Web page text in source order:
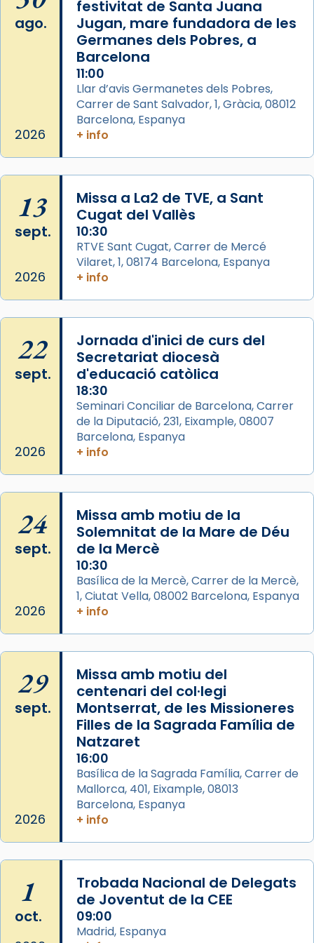
2 weeks ago
Aquest dilluns, 27 de juliol, ha tingut lloc la
missa d’acció de gràcies en agraïment al
comitè organitzador de la visita apostòlica
del Sant Pare Lleó XIV a Barcelona, i als
col·laboradors, a la Catedral de Barcelona.
L’arquebisbe de Barcelona, el cardenal Joan
Josep Omella, ha presidit la missa i l’ha
concelebrat el bisbe auxiliar de Barcelona,
Mons. David Abadías.
📸 Dr. G. Simón
View on Facebook · Share
Arquebisbat de Barcelona
Memòria de les santes Juliana i
Semproniana, verges i màrtirs.
Acompanyant la història de sant Cugat, a
partir de l’Edat Mitjana sorgeix la tradició
que les santes Juliana (“relatiu a Júlia”) i
Semproniana (“relatiu a Semprònia =
eterna”) són deixebles seves. I l’any 1667, el
frare Joan Gaspar Roig, afirma en una obra
Foto
View on Facebook · Share
ago.
2026
festivitat de Santa Juana
Jugan, mare fundadora de les
Germanes dels Pobres, a
Barcelona
11:00
Llar d’avis Germanetes dels Pobres,
Carrer de Sant Salvador, 1, Gràcia, 08012
Barcelona, Espanya
+ info
13
sept.
2026
Missa a La2 de TVE, a Sant
Cugat del Vallès
10:30
RTVE Sant Cugat, Carrer de Mercé
Vilaret, 1, 08174 Barcelona, Espanya
+ info
22
sept.
2026
Jornada d'inici de curs del
Secretariat diocesà
d'educació catòlica
18:30
Seminari Conciliar de Barcelona, Carrer
de la Diputació, 231, Eixample, 08007
Barcelona, Espanya
+ info
24
sept.
2026
Missa amb motiu de la
Solemnitat de la Mare de Déu
de la Mercè
10:30
Basílica de la Mercè, Carrer de la Mercè,
1, Ciutat Vella, 08002 Barcelona, Espanya
+ info
29
sept.
2026
Missa amb motiu del
centenari del col·legi
Montserrat, de les Missioneres
Filles de la Sagrada Família de
Natzaret
16:00
Basílica de la Sagrada Família, Carrer de
Mallorca, 401, Eixample, 08013
Barcelona, Espanya
+ info
1
oct.
Trobada Nacional de Delegats
de Joventut de la CEE
09:00
Madrid, Espanya